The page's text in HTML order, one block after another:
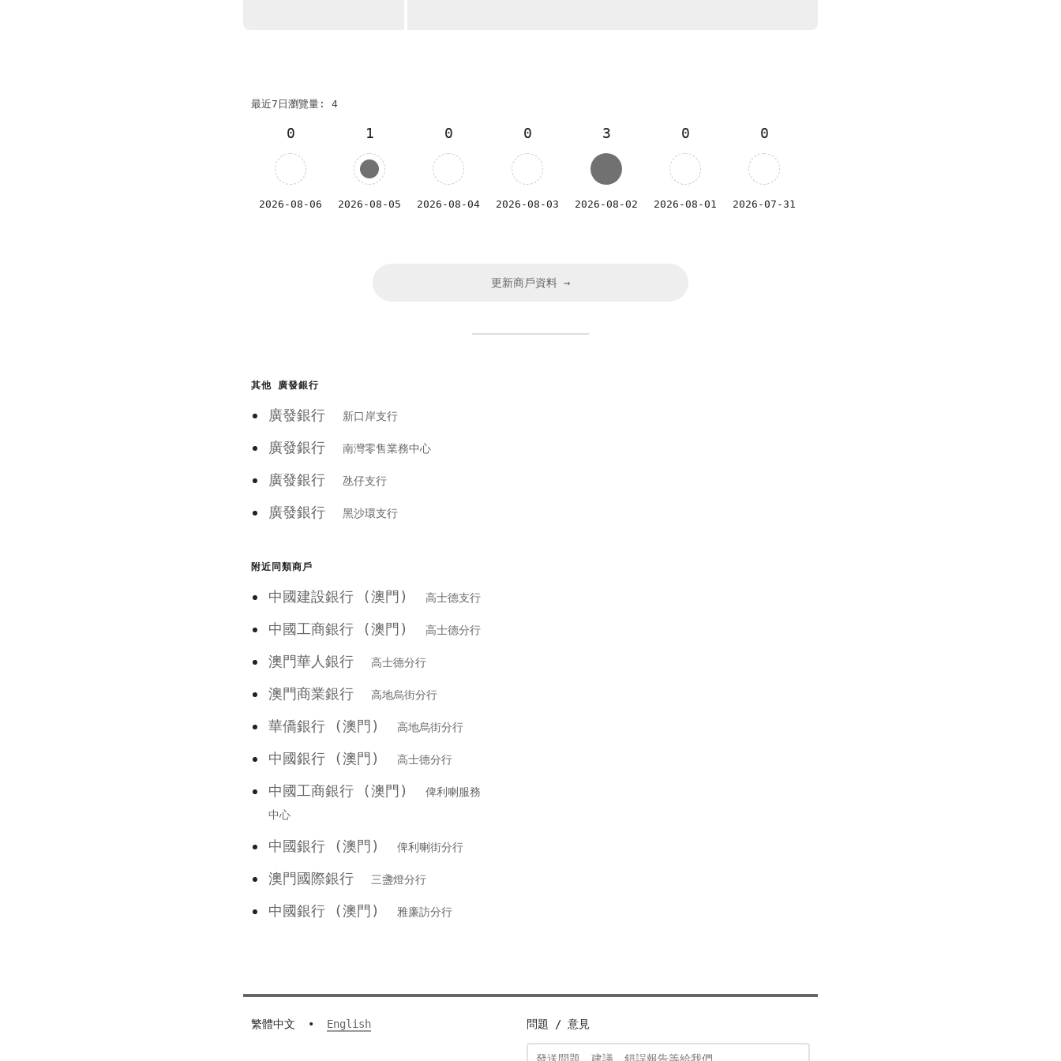
最近7日瀏覽量: 4
0
2026-08-06
1
2026-08-05
0
2026-08-04
0
2026-08-03
3
2026-08-02
0
2026-08-01
0
2026-07-31
更新商戶資料 →
其他 廣發銀行
廣發銀行 新口岸支行
廣發銀行 南灣零售業務中心
廣發銀行 氹仔支行
廣發銀行 黑沙環支行
附近同類商戶
中國建設銀行 (澳門) 高士德支行
中國工商銀行 (澳門) 高士德分行
澳門華人銀行 高士德分行
澳門商業銀行 高地烏街分行
華僑銀行 (澳門) 高地烏街分行
中國銀行 (澳門) 高士德分行
中國工商銀行 (澳門)
俾利喇服務
中心
中國銀行 (澳門) 俾利喇街分行
澳門國際銀行 三盞燈分行
中國銀行 (澳門) 雅廉訪分行
繁體中文 • English 問題 / 意見